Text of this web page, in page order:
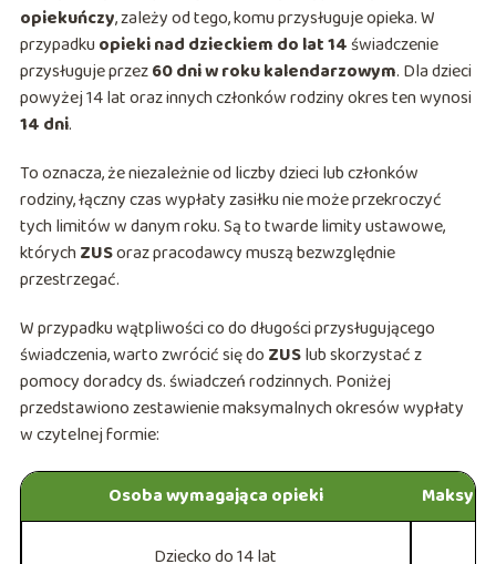
opiekuńczy, zależy od tego, komu przysługuje opieka. W
przypadkuopieki nad dzieckiem do lat 14świadczenie
przysługuje przez60 dni w roku kalendarzowym. Dla dzieci
powyżej 14 lat oraz innych członków rodziny okres ten wynosi
14 dni.
To oznacza, że niezależnie od liczby dzieci lub członków
rodziny, łączny czas wypłaty zasiłku nie może przekroczyć
tych limitów w danym roku. Są to twarde limity ustawowe,
którychZUSoraz pracodawcy muszą bezwzględnie
przestrzegać.
W przypadku wątpliwości co do długości przysługującego
świadczenia, warto zwrócić się do ZUSlub skorzystać z
pomocy doradcy ds. świadczeń rodzinnych. Poniżej
przedstawiono zestawienie maksymalnych okresów wypłaty
w czytelnej formie:
Osoba wymagająca opieki
Dziecko do 14 lat